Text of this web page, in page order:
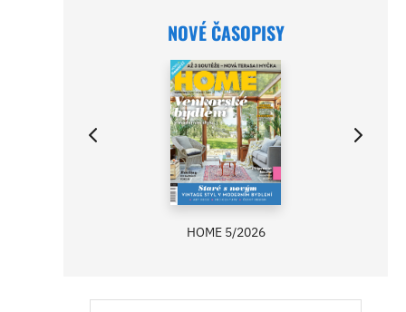
NOVÉ ČASOPISY
HOME 5/2026